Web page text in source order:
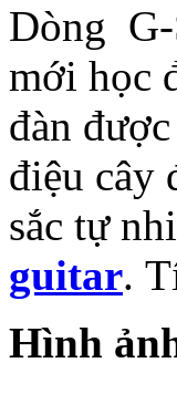
Dòng G-
mới học
đàn
điệu cây
sắc tự
guitar.
Hình